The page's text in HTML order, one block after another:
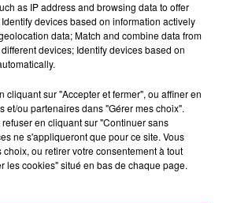
as IP address and browsing data to offer
devices based on information actively
data; Match and combine data from
devices; Identify devices based on
cliquant sur "Accepter et fermer", ou affiner en
et/ou partenaires dans "Gérer mes choix".
en cliquant sur "Continuer sans
ne s'appliqueront que pour ce site. Vous
ou retirer votre consentement à tout
les cookies" situé en bas de chaque page.